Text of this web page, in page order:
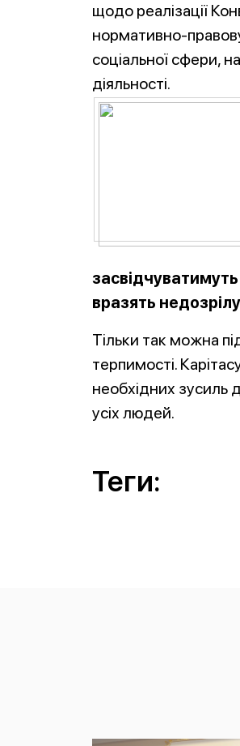
щодо реалізації
нормативно-
соціальної сфери,
діяльності.
вразять
Тільки так можна
терпимості.
необхідних зусиль
усіх людей.
Теги: